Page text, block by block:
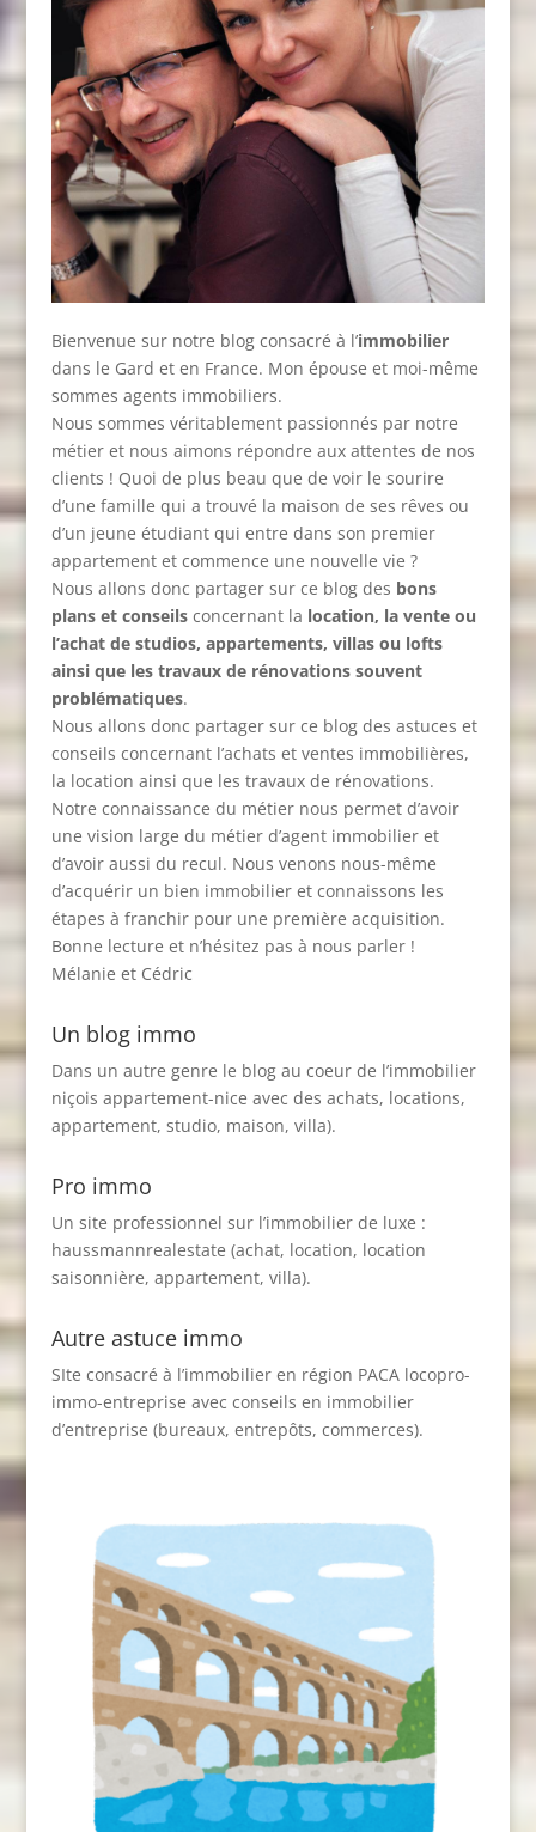
Bienvenue sur notre blog consacré à l’immobilier
dans le Gard et en France. Mon épouse et moi-même
sommes agents immobiliers.
Nous sommes véritablement passionnés par notre
métier et nous aimons répondre aux attentes de nos
clients ! Quoi de plus beau que de voir le sourire
d’une famille qui a trouvé la maison de ses rêves ou
d’un jeune étudiant qui entre dans son premier
appartement et commence une nouvelle vie ?
Nous allons donc partager sur ce blog des bons
plans et conseilsconcernant la location, la vente ou
l’achat de studios, appartements, villas ou lofts
ainsi que les travaux de rénovations souvent
problématiques.
Nous allons donc partager sur ce blog des astuces et
conseils concernant l’achats et ventes immobilières,
la location ainsi que les travaux de rénovations.
Notre connaissance du métier nous permet d’avoir
une vision large du métier d’agent immobilier et
d’avoir aussi du recul. Nous venons nous-même
d’acquérir un bien immobilier et connaissons les
étapes à franchir pour une première acquisition.
Bonne lecture et n’hésitez pas à nous parler !
Mélanie et Cédric
Un blog immo
Dans un autre genre le blog au coeur de l’immobilier
niçois appartement-nice avec des achats, locations,
appartement, studio, maison, villa).
Pro immo
Un site professionnel sur l’immobilier de luxe :
haussmannrealestate (achat, location, location
saisonnière, appartement, villa).
Autre astuce immo
SIte consacré à l’immobilier en région PACA locopro-
immo-entreprise avec conseils en immobilier
d’entreprise (bureaux, entrepôts, commerces).